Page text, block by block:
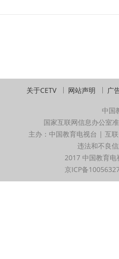
关于CETV 网站声明 广
中国
国家互联网信息办公室
主办：中国教育电视台 | 互
违法和不良
2017 中国教育
京ICP备